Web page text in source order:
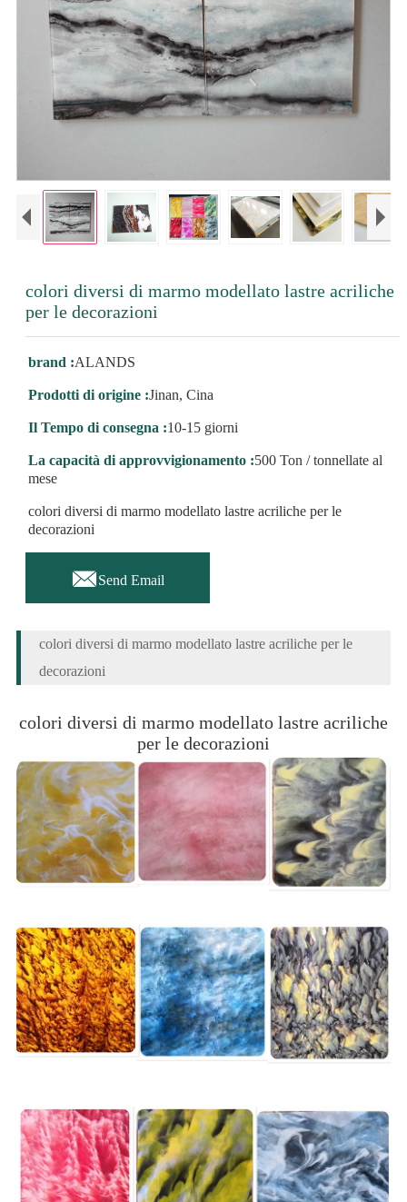
colori diversi di marmo modellato lastre acriliche
per le decorazioni
brand :ALANDS
Prodotti di origine :Jinan, Cina
Il Tempo di consegna :10-15 giorni
La capacità di approvvigionamento :500 Ton / tonnellate al
mese
colori diversi di marmo modellato lastre acriliche per le
decorazioni
Send Email
colori diversi di marmo modellato lastre acriliche per le
decorazioni
colori diversi di marmo modellato lastre acriliche
per le decorazioni